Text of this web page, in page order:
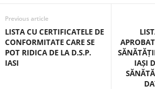
Previous article
LISTA CU CERTIFICATELE DE
CONFORMITATE CARE SE
POT RIDICA DE LA D.S.P.
IASI
IAȘI